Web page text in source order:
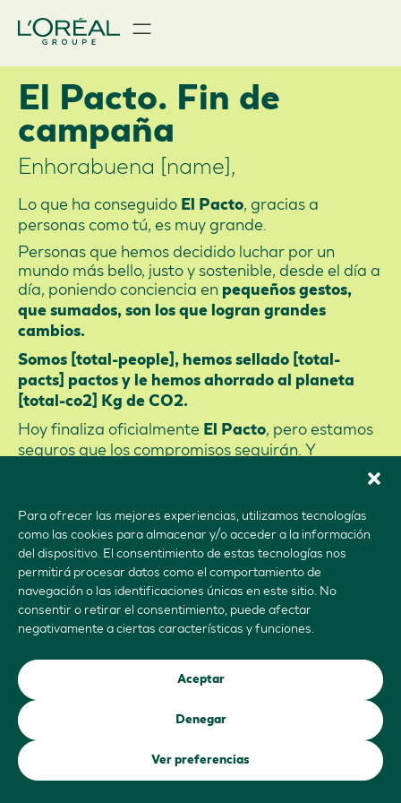
Para ofrecer las mejores experiencias, utilizamos tecnologías
como las cookies para almacenar y/o acceder a la información
del dispositivo. El consentimiento de estas tecnologías nos
permitirá procesar datos como el comportamiento de
navegación o las identificaciones únicas en este sitio. No
consentir o retirar el consentimiento, puede afectar
negativamente a ciertas características y funciones.
Aceptar
Denegar
Ver preferencias
El Pacto. Fin de
campaña
Enhorabuena [name],
Lo que ha conseguido El Pacto, gracias a
personas como tú, es muy grande.
Personas que hemos decidido luchar por un
mundo más bello, justo y sostenible, desde el día a
día, poniendo conciencia en pequeños gestos,
que sumados, son los que logran grandes
cambios.
Somos [total-people], hemos sellado [total-
pacts] pactos y le hemos ahorrado al planeta
[total-co2] Kg de CO2.
Hoy finaliza oficialmente El Pacto, pero estamos
seguros que los compromisos seguirán. Y
¿Nos vemos en el próximo Pacto?
[involvement-pact-levels-html]
Gracias por valorarlo.
Tu sinceridad también suma al cambio.
El Pacto team
Si quieres saber más sobre El Pacto de L’Oréal
L’Oréal Groupe 2026
Términos de uso